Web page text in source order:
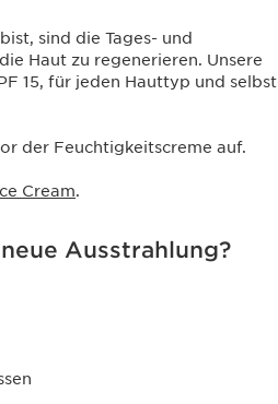
sind die Tages- und
Haut zu regenerieren. Unsere
15, für jeden Hauttyp und selbst
der Feuchtigkeitscreme auf.
Cream.
Ausstrahlung?